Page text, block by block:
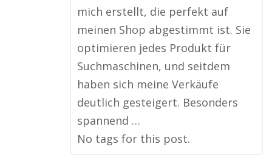
mich erstellt, die perfekt auf
meinen Shop abgestimmt ist. Sie
optimieren jedes Produkt für
Suchmaschinen, und seitdem
haben sich meine Verkäufe
deutlich gesteigert. Besonders
spannend …
No tags for this post.